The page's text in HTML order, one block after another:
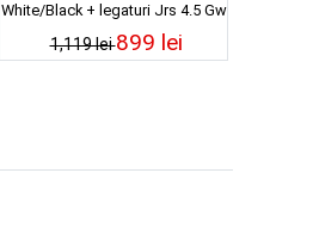
White/Black + legaturi Jrs 4.5 Gw
Ca 25/26
1,119 lei899 lei